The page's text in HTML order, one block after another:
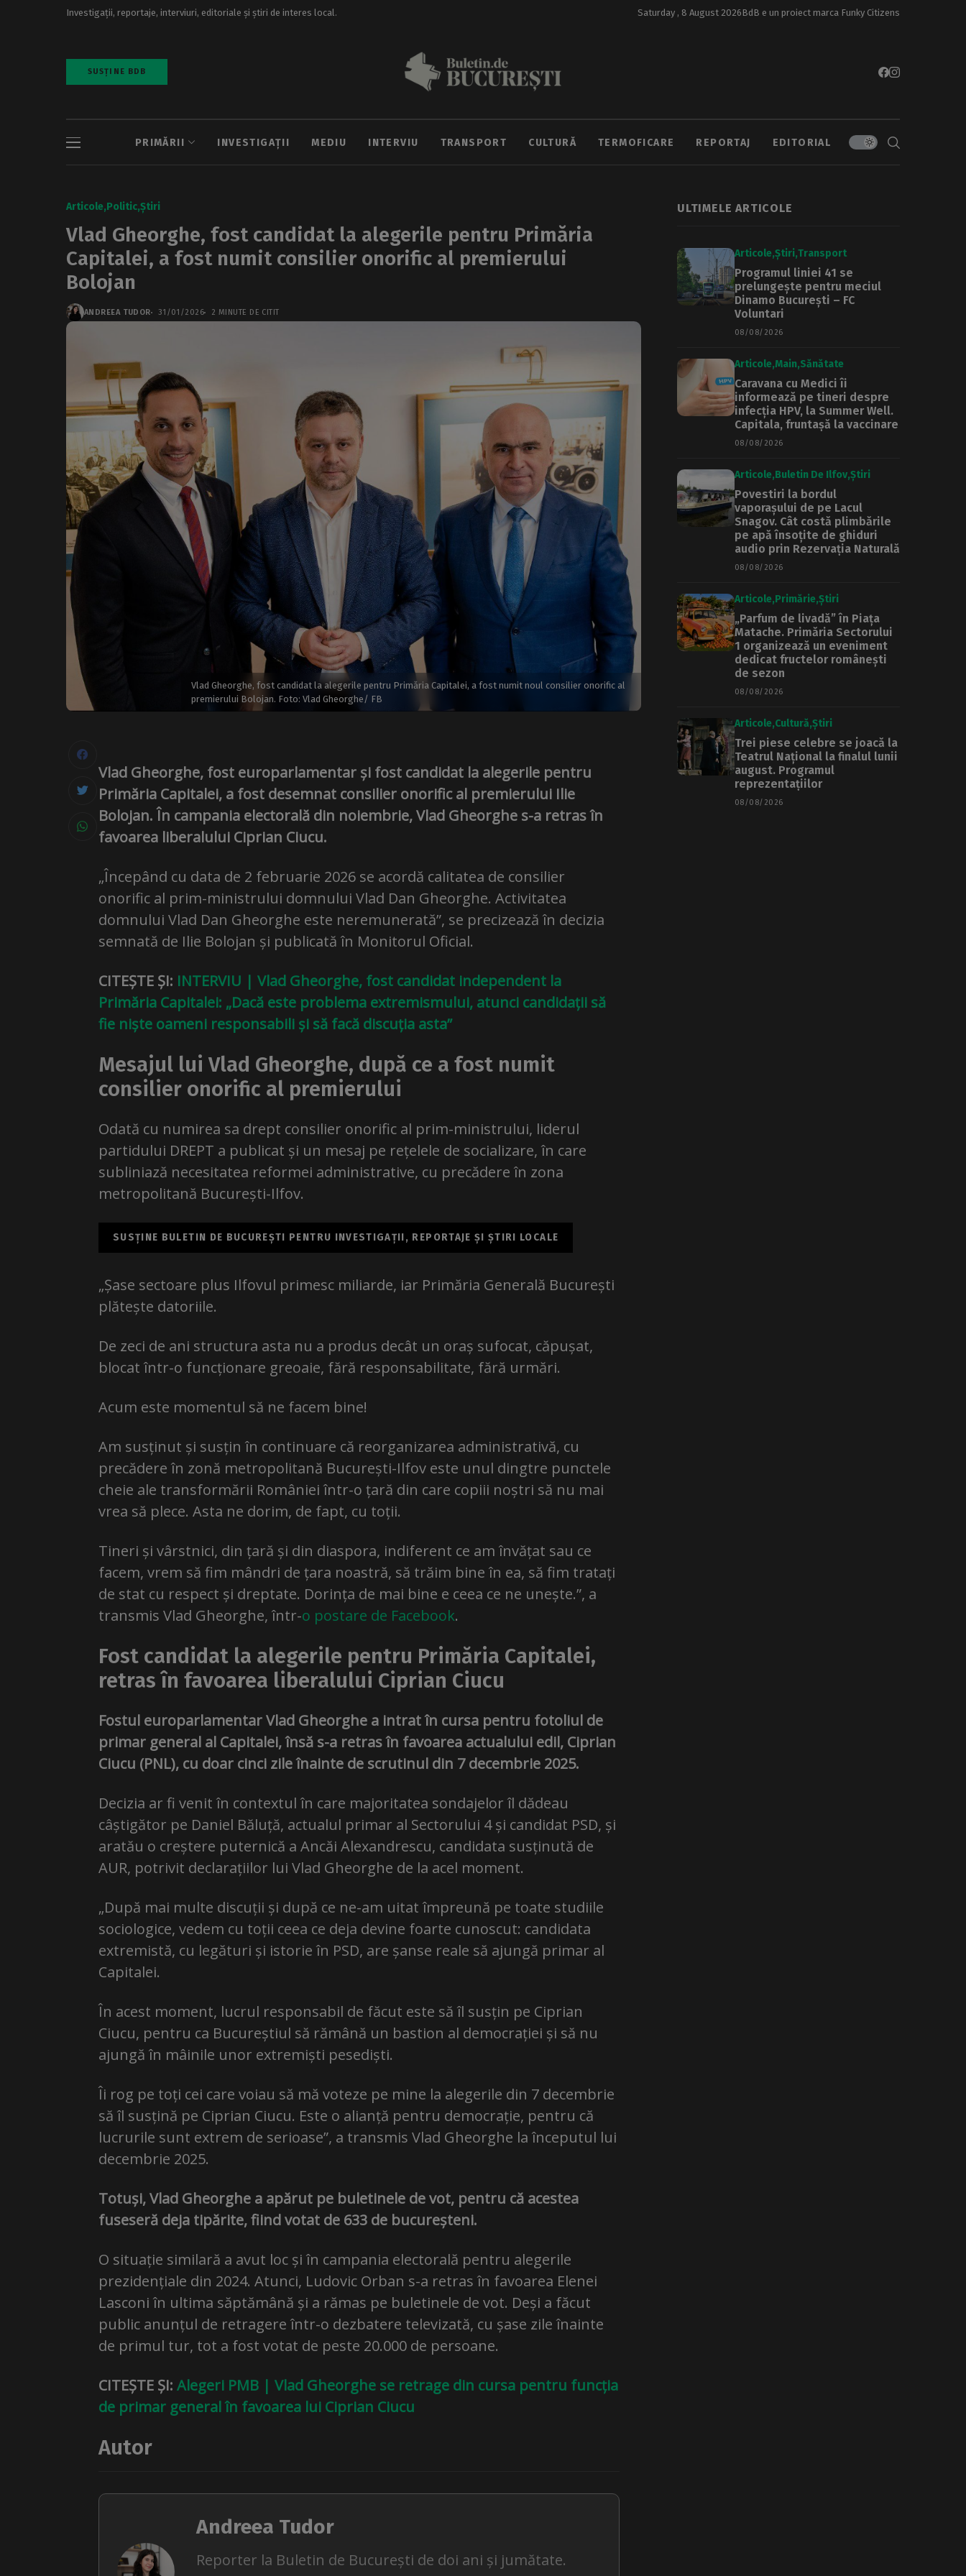
Investigații, reportaje, interviuri, editoriale și știri de interes local. Saturday , 8 August 2026BdB e un proiect marca Funky Citizens
SUSȚINE BDB
PRIMĂRII INVESTIGAȚII MEDIU INTERVIU TRANSPORT CULTURĂ TERMOFICARE REPORTAJ EDITORIAL
Articole Politic Știri
Vlad Gheorghe, fost candidat la alegerile pentru Primăria
Capitalei, a fost numit consilier onorific al premierului
Bolojan
ANDREEA TUDOR 31/01/2026 2 MINUTE DE CITIT
Vlad Gheorghe, fost candidat la alegerile pentru Primăria Capitalei, a fost numit noul consilier onorific al
premierului Bolojan. Foto: Vlad Gheorghe/ FB
Vlad Gheorghe, fost europarlamentar și fost candidat la alegerile pentru
Primăria Capitalei, a fost desemnat consilier onorific al premierului Ilie
Bolojan. În campania electorală din noiembrie, Vlad Gheorghe s-a retras în
favoarea liberalului Ciprian Ciucu.
„Începând cu data de 2 februarie 2026 se acordă calitatea de consilier
onorific al prim-ministrului domnului Vlad Dan Gheorghe. Activitatea
domnului Vlad Dan Gheorghe este neremunerată”, se precizează în decizia
semnată de Ilie Bolojan și publicată în Monitorul Oficial.
CITEȘTE ȘI: INTERVIU | Vlad Gheorghe, fost candidat independent la
Primăria Capitalei: „Dacă este problema extremismului, atunci candidații să
fie niște oameni responsabili și să facă discuția asta”
Mesajul lui Vlad Gheorghe, după ce a fost numit
consilier onorific al premierului
Odată cu numirea sa drept consilier onorific al prim-ministrului, liderul
partidului DREPT a publicat și un mesaj pe rețelele de socializare, în care
subliniază necesitatea reformei administrative, cu precădere în zona
metropolitană București-Ilfov.
SUSȚINE BULETIN DE BUCUREȘTI PENTRU INVESTIGAȚII, REPORTAJE ȘI ȘTIRI LOCALE
„Șase sectoare plus Ilfovul primesc miliarde, iar Primăria Generală București
plătește datoriile.
De zeci de ani structura asta nu a produs decât un oraș sufocat, căpușat,
blocat într-o funcționare greoaie, fără responsabilitate, fără urmări.
Acum este momentul să ne facem bine!
Am susținut și susțin în continuare că reorganizarea administrativă, cu
precădere în zonă metropolitană București-Ilfov este unul dingtre punctele
cheie ale transformării României într-o țară din care copiii noștri să nu mai
vrea să plece. Asta ne dorim, de fapt, cu toții.
Tineri și vârstnici, din țară și din diaspora, indiferent ce am învățat sau ce
facem, vrem să fim mândri de țara noastră, să trăim bine în ea, să fim tratați
de stat cu respect și dreptate. Dorința de mai bine e ceea ce ne unește.”, a
transmis Vlad Gheorghe, într-o postare de Facebook.
Fost candidat la alegerile pentru Primăria Capitalei,
retras în favoarea liberalului Ciprian Ciucu
Fostul europarlamentar Vlad Gheorghe a intrat în cursa pentru fotoliul de
primar general al Capitalei, însă s-a retras în favoarea actualului edil, Ciprian
Ciucu (PNL), cu doar cinci zile înainte de scrutinul din 7 decembrie 2025.
Decizia ar fi venit în contextul în care majoritatea sondajelor îl dădeau
câștigător pe Daniel Băluță, actualul primar al Sectorului 4 și candidat PSD, și
aratău o creștere puternică a Ancăi Alexandrescu, candidata susținută de
AUR, potrivit declarațiilor lui Vlad Gheorghe de la acel moment.
„După mai multe discuții și după ce ne-am uitat împreună pe toate studiile
sociologice, vedem cu toții ceea ce deja devine foarte cunoscut: candidata
extremistă, cu legături și istorie în PSD, are șanse reale să ajungă primar al
Capitalei.
În acest moment, lucrul responsabil de făcut este să îl susțin pe Ciprian
Ciucu, pentru ca Bucureștiul să rămână un bastion al democrației și să nu
ajungă în mâinile unor extremiști pesediști.
Îi rog pe toți cei care voiau să mă voteze pe mine la alegerile din 7 decembrie
să îl susțină pe Ciprian Ciucu. Este o alianță pentru democrație, pentru că
lucrurile sunt extrem de serioase”, a transmis Vlad Gheorghe la începutul lui
decembrie 2025.
Totuși, Vlad Gheorghe a apărut pe buletinele de vot, pentru că acestea
fuseseră deja tipărite, fiind votat de 633 de bucureșteni.
O situație similară a avut loc și în campania electorală pentru alegerile
prezidențiale din 2024. Atunci, Ludovic Orban s-a retras în favoarea Elenei
Lasconi în ultima săptămână și a rămas pe buletinele de vot. Deși a făcut
public anunțul de retragere într-o dezbatere televizată, cu șase zile înainte
de primul tur, tot a fost votat de peste 20.000 de persoane.
CITEȘTE ȘI: Alegeri PMB | Vlad Gheorghe se retrage din cursa pentru funcția
de primar general în favoarea lui Ciprian Ciucu
Autor
Andreea Tudor
Reporter la Buletin de București de doi ani și jumătate.
ULTIMELE ARTICOLE
Articole Știri Transport
Programul liniei 41 se
prelungește pentru meciul
Dinamo București – FC
Voluntari
08/08/2026
Articole Main Sănătate
Caravana cu Medici îi
informează pe tineri despre
infecția HPV, la Summer Well.
Capitala, fruntașă la vaccinare
08/08/2026
Articole Buletin De Ilfov Știri
Povestiri la bordul
vaporașului de pe Lacul
Snagov. Cât costă plimbările
pe apă însoțite de ghiduri
audio prin Rezervația Naturală
08/08/2026
Articole Primărie Știri
„Parfum de livadă” în Piața
Matache. Primăria Sectorului
1 organizează un eveniment
dedicat fructelor românești
de sezon
08/08/2026
Articole Cultură Știri
Trei piese celebre se joacă la
Teatrul Național la finalul lunii
august. Programul
reprezentațiilor
08/08/2026